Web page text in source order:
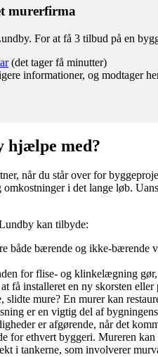
murerfirma
For at få 3 tilbud på en
(det tager få minutter)
informationer, og modtager
hjælpe med?
når du står over for
i det lange løb.
kan tilbyde:
både bærende og ikke-bærende
for flise- og klinkelægning
få installeret en ny skorsten
slidte mure? En murer kan
er en vigtig del af
er afgørende, når det
for ethvert byggeri. Mureren
i tankerne, som involverer